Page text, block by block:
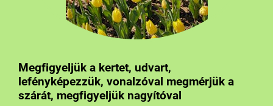
Megfigyeljük a kertet, udvart,
lefényképezzük, vonalzóval megmérjük a
szárát, megfigyeljük nagyítóval